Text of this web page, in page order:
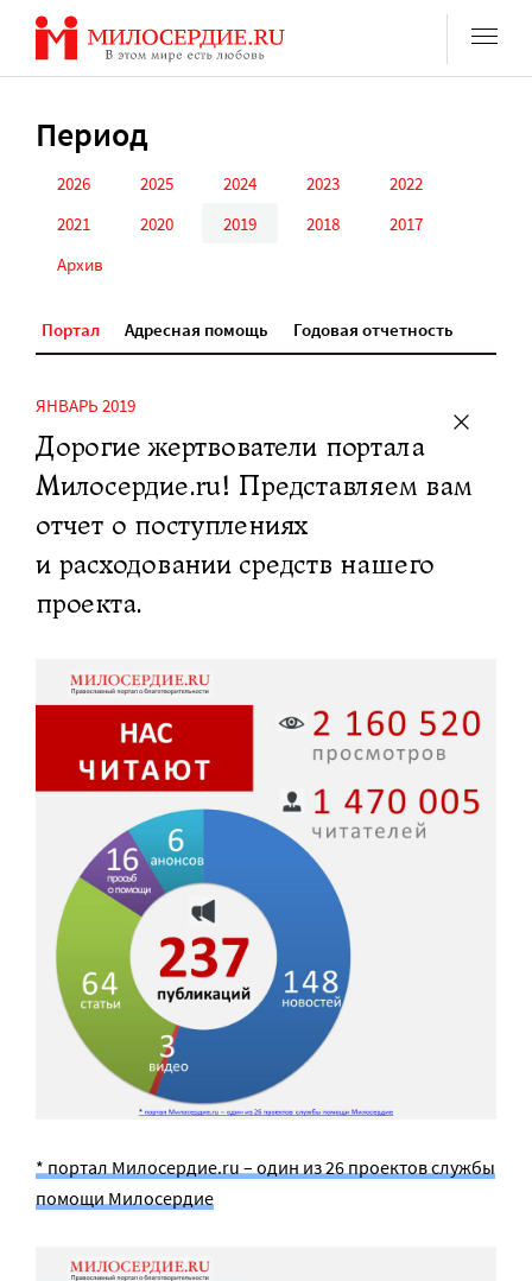
Перейти
содержанию
Период
2026 2025 2024 2023
2022
2021
2020 2019 2018
2017
Архив
Портал Адресная помощь Годовая отчетность
ЯНВАРЬ 2019
Дорогие жертвователи портала
Милосердие.ru! Представляем вам
отчет о поступлениях
и расходовании средств нашего
проекта.
* портал Милосердие.ru – один из 26 проектов службы
помощи Милосердие